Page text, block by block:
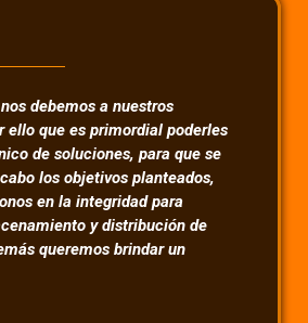
debemos a nuestros
ello que es primordial poderles
de soluciones, para que se
los objetivos planteados,
en la integridad para
y distribución de
queremos brindar un